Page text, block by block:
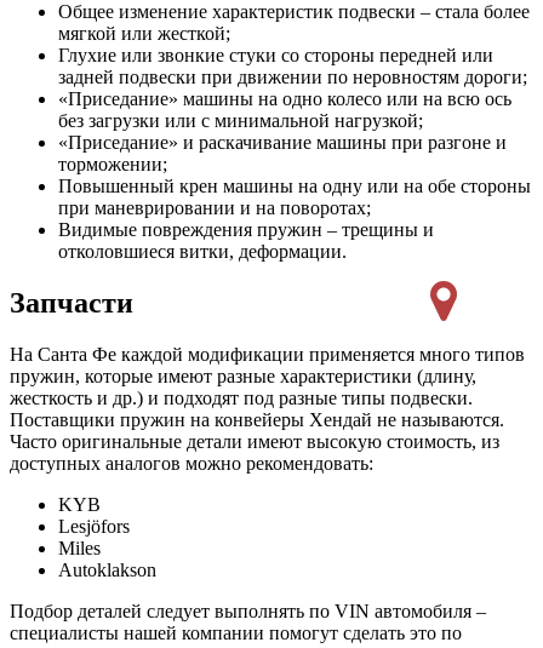
Общее изменение характеристик подвески – стала более
мягкой или жесткой;
Глухие или звонкие стуки со стороны передней или
задней подвески при движении по неровностям дороги;
«Приседание» машины на одно колесо или на всю ось
без загрузки или с минимальной нагрузкой;
«Приседание» и раскачивание машины при разгоне и
торможении;
Повышенный крен машины на одну или на обе стороны
при маневрировании и на поворотах;
Видимые повреждения пружин – трещины и
отколовшиеся витки, деформации.
Запчасти
На Санта Фе каждой модификации применяется много типов
пружин, которые имеют разные характеристики (длину,
жесткость и др.) и подходят под разные типы подвески.
Поставщики пружин на конвейеры Хендай не называются.
Часто оригинальные детали имеют высокую стоимость, из
доступных аналогов можно рекомендовать:
KYB
Lesjöfors
Miles
Autoklakson
Подбор деталей следует выполнять по VIN автомобиля –
специалисты нашей компании помогут сделать это по